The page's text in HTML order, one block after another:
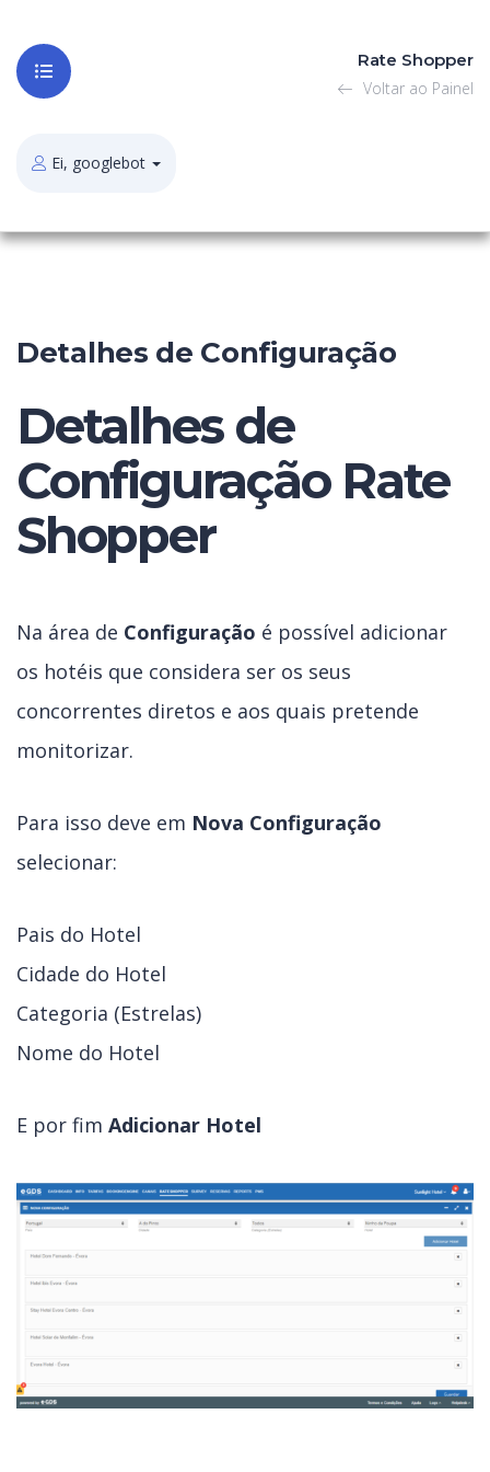
Rate Shopper
Voltar ao Painel
Ei, googlebot
Detalhes de Configuração
Detalhes de
Configuração Rate
Shopper
Na área de Configuração é possível adicionar
os hotéis que considera ser os seus
concorrentes diretos e aos quais pretende
monitorizar.
Para isso deve em Nova Configuração
selecionar:
Pais do Hotel
Cidade do Hotel
Categoria (Estrelas)
Nome do Hotel
E por fim Adicionar Hotel